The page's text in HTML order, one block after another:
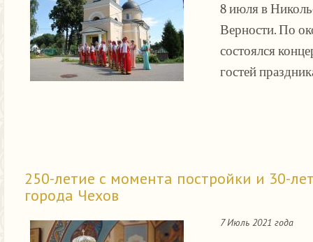
8 июля в
Верности. По
состоялся
гостей
250-летие с момента постройки и 30-
города Чехов
7 Июль 2021 года